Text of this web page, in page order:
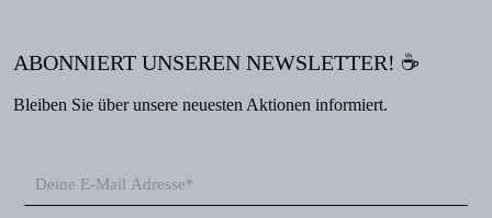
ABONNIERT UNSEREN NEWSLETTER! ☕
Bleiben Sie über unsere neuesten Aktionen informiert.